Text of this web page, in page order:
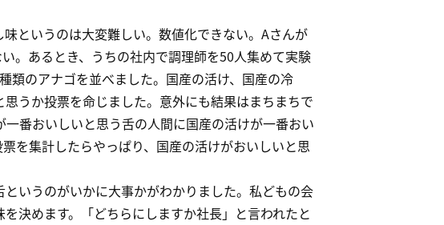
というのは大変難しい。数値化できない。Aさんが
。あるとき、うちの社内で調理師を50人集めて実験
類のアナゴを並べました。国産の活け、国産の冷
うか投票を命じました。意外にも結果はまちまちで
番おいしいと思う舌の人間に国産の活けが一番おい
を集計したらやっぱり、国産の活けがおいしいと思
いうのがいかに大事かがわかりました。私どもの会
決めます。「どちらにしますか社長」と言われたと